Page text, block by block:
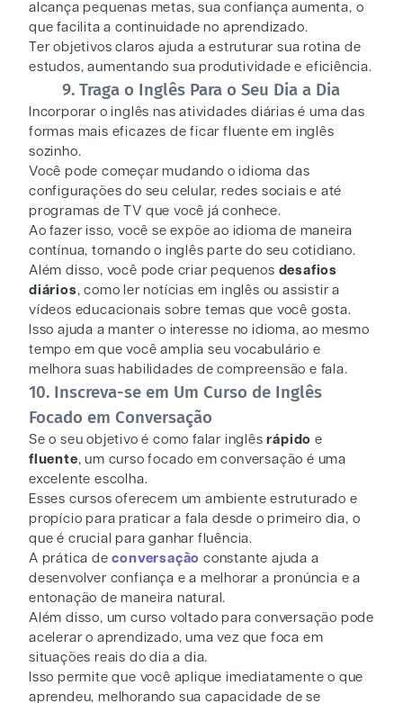
alcança pequenas metas, sua confiança aumenta, o
que facilita a continuidade no aprendizado.
Ter objetivos claros ajuda a estruturar sua rotina de
estudos, aumentando sua produtividade e eficiência.
9. Traga o Inglês Para o Seu Dia a Dia
Incorporar o inglês nas atividades diárias é uma das
formas mais eficazes de ficar fluente em inglês
sozinho.
Você pode começar mudando o idioma das
configurações do seu celular, redes sociais e até
programas de TV que você já conhece.
Ao fazer isso, você se expõe ao idioma de maneira
contínua, tornando o inglês parte do seu cotidiano.
Além disso, você pode criar pequenos desafios
diários, como ler notícias em inglês ou assistir a
vídeos educacionais sobre temas que você gosta.
Isso ajuda a manter o interesse no idioma, ao mesmo
tempo em que você amplia seu vocabulário e
melhora suas habilidades de compreensão e fala.
10. Inscreva-se em Um Curso de Inglês
Focado em Conversação
Se o seu objetivo é como falar inglês rápido e
fluente, um curso focado em conversação é uma
excelente escolha.
Esses cursos oferecem um ambiente estruturado e
propício para praticar a fala desde o primeiro dia, o
que é crucial para ganhar fluência.
A prática deconversação constante ajuda a
desenvolver confiança e a melhorar a pronúncia e a
entonação de maneira natural.
Além disso, um curso voltado para conversação pode
acelerar o aprendizado, uma vez que foca em
situações reais do dia a dia.
Isso permite que você aplique imediatamente o que
aprendeu, melhorando sua capacidade de se